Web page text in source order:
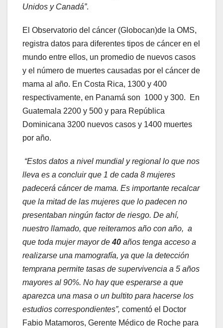
Unidos y Canadá”.
El Observatorio del cáncer (Globocan)de la OMS,
registra datos para diferentes tipos de cáncer en el
mundo entre ellos, un promedio de nuevos casos
y el número de muertes causadas por el cáncer de
mama al año. En Costa Rica, 1300 y 400
respectivamente, en Panamá son 1000 y 300. En
Guatemala 2200 y 500 y para República
Dominicana 3200 nuevos casos y 1400 muertes
por año.
“Estos datos a nivel mundial y regional lo que nos
lleva es a concluir que 1 de cada 8 mujeres
padecerá cáncer de mama. Es importante recalcar
que la mitad de las mujeres que lo padecen no
presentaban ningún factor de riesgo. De ahí,
nuestro llamado, que reiteramos año con año, a
que toda mujer mayor de40 años tenga acceso a
realizarse una mamografía, ya que la detección
temprana permite tasas de supervivencia a 5 años
mayores al 90%. No hay que esperarse a que
aparezca una masa o un bultito para hacerse los
estudios correspondientes”, comentó el Doctor
Fabio Matamoros, Gerente Médico de Roche para